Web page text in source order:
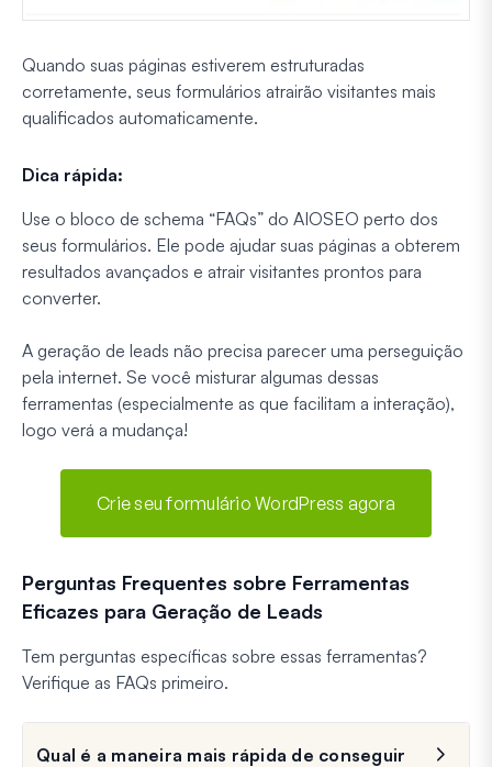
Quando suas páginas estiverem estruturadas
corretamente, seus formulários atrairão visitantes mais
qualificados automaticamente.
Dica rápida:
Use o bloco de schema “FAQs” do AIOSEO perto dos
seus formulários. Ele pode ajudar suas páginas a obterem
resultados avançados e atrair visitantes prontos para
converter.
A geração de leads não precisa parecer uma perseguição
pela internet. Se você misturar algumas dessas
ferramentas (especialmente as que facilitam a interação),
logo verá a mudança!
Crie seu formulário WordPress agora
Perguntas Frequentes sobre Ferramentas
Eficazes para Geração de Leads
Tem perguntas específicas sobre essas ferramentas?
Verifique as FAQs primeiro.
Qual é a maneira mais rápida de conseguir